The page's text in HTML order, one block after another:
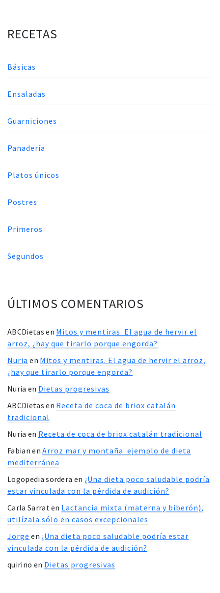
RECETAS
Básicas
Ensaladas
Guarniciones
Panadería
Platos únicos
Postres
Primeros
Segundos
ÚLTIMOS COMENTARIOS
ABCDietas en Mitos y mentiras. El agua de hervir el
arroz, ¿hay que tirarlo porque engorda?
Nuria en Mitos y mentiras. El agua de hervir el arroz,
¿hay que tirarlo porque engorda?
Nuria en Dietas progresivas
ABCDietas en Receta de coca de briox catalán
tradicional
Nuria en Receta de coca de briox catalán tradicional
Fabian enArroz mar y montaña: ejemplo de dieta
mediterránea
Logopedia sordera en ¿Una dieta poco saludable podría
estar vinculada con la pérdida de audición?
Carla Sarraten Lactancia mixta (materna y biberón),
utilízala sólo en casos excepcionales
Jorge en ¿Una dieta poco saludable podría estar
vinculada con la pérdida de audición?
quirino en Dietas progresivas